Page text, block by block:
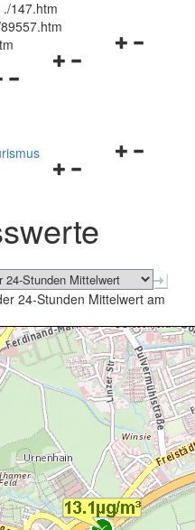
./147.htm
Navigationsmenü
Navigationsmenü
schließen
24-Stunden Mittelwert am